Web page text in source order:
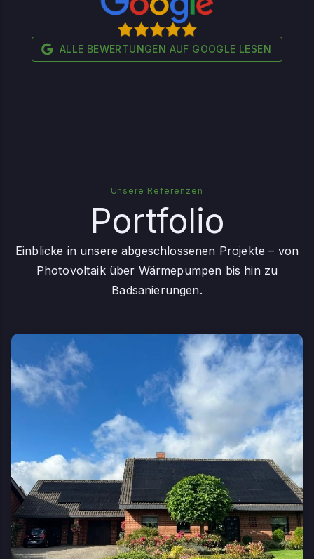
ALLE BEWERTUNGEN AUF GOOGLE LESEN
Unsere Referenzen
Portfolio
Einblicke in unsere abgeschlossenen Projekte – von
Photovoltaik über Wärmepumpen bis hin zu
Badsanierungen.